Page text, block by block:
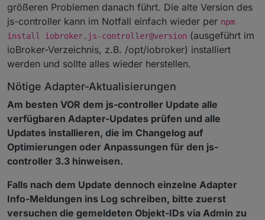
größeren Problemen danach führt. Die alte Version des
js-controller kann im Notfall einfach wieder per npm
install iobroker.js-controller@version (ausgeführt im
ioBroker-Verzeichnis, z.B. /opt/iobroker) installiert
werden und sollte alles wieder herstellen.
Nötige Adapter-Aktualisierungen
Am besten VOR dem js-controller Update alle
verfügbaren Adapter-Updates prüfen und alle
Updates installieren, die im Changelog auf
Optimierungen oder Anpassungen für den js-
controller 3.3 hinweisen.
Falls nach dem Update dennoch einzelne Adapter
Info-Meldungen ins Log schreiben, bitte zuerst
versuchen die gemeldeten Objekt-IDs via Admin zu